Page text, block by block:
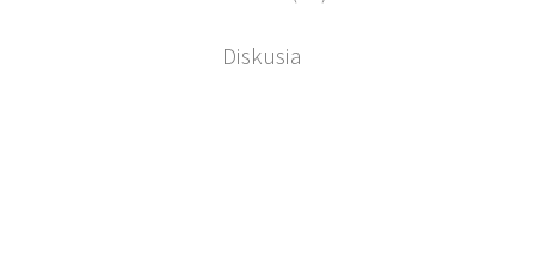
Diskusia